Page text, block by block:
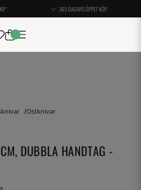
365 DAGARS ÖPPET KÖP
Ostknivar
DUBBLA HANDTAG -